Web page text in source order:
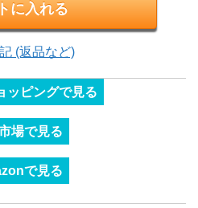
(返品など)
ッピングで見る
場で見る
で見る